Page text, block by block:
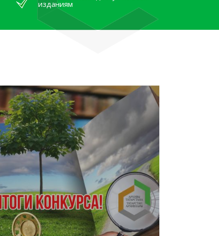
изданиям
рассказали об архивных